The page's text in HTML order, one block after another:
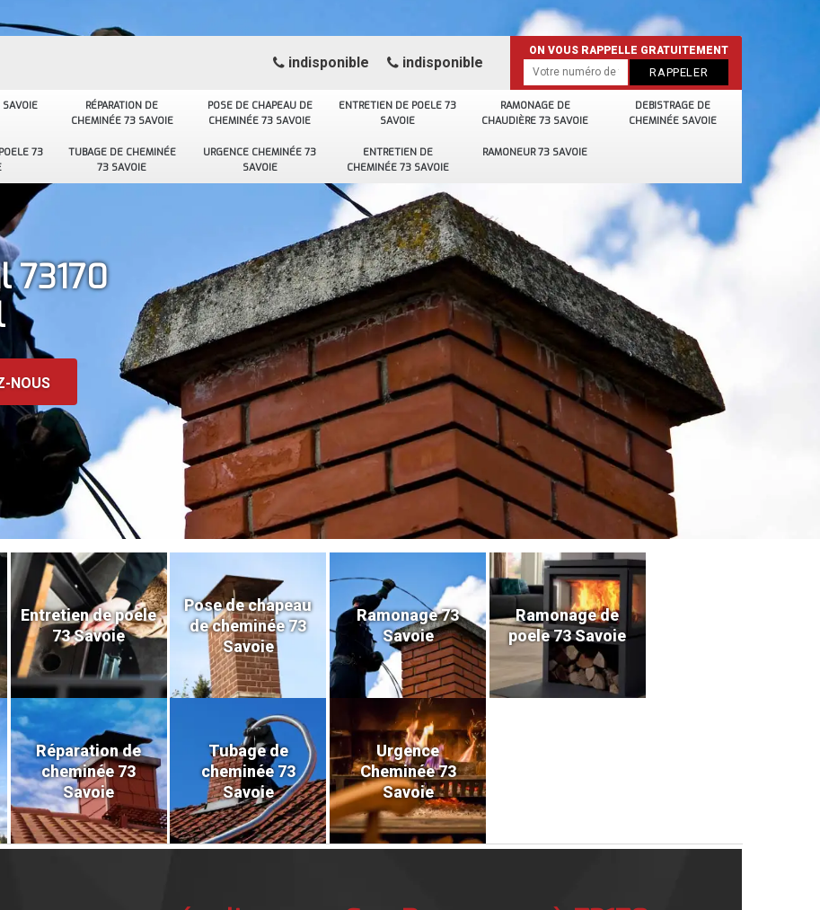
RÉPARATION DE
CHEMINÉE 73 SAVOIE
POSE DE CHAPEAU DE
CHEMINÉE 73 SAVOIE
ENTRETIEN DE POELE 73
SAVOIE
RAMONAGE DE
CHAUDIÈRE 73 SAVOIE
DEBISTRAGE DE
CHEMINÉE SAVOIE
73
TUBAGE DE CHEMINÉE
73 SAVOIE
URGENCE CHEMINÉE 73
SAVOIE
ENTRETIEN DE
CHEMINÉE 73 SAVOIE
RAMONEUR 73 SAVOIE
indisponible indisponible
ON VOUS RAPPELLE GRATUITEMENT
73170
NOUS
Entretien de poele
73 Savoie
Pose de chapeau
de cheminée 73
Savoie
Ramonage 73
Savoie
Ramonage de
poele 73 Savoie
Réparation de
cheminée 73
Savoie
Tubage de
cheminée 73
Savoie
Urgence
Cheminée 73
Savoie